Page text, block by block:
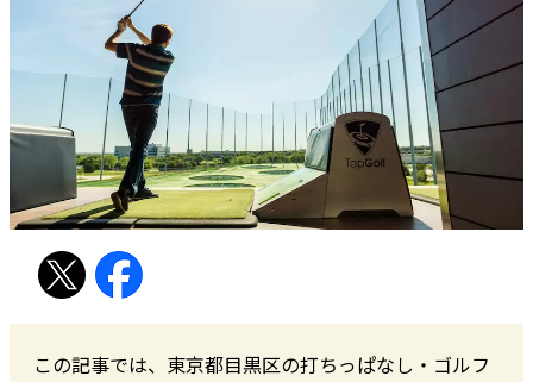
この記事では、東京都目黒区の打ちっぱなし・ゴルフ